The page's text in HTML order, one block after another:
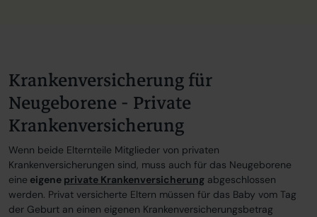
Krankenversicherung für
Neugeborene - Private
Krankenversicherung
Wenn beide Elternteile Mitglieder von privaten
Krankenversicherungen sind, muss auch für das Neugeborene
eine eigene private Krankenversicherung abgeschlossen
werden. Privat versicherte Eltern müssen für das Baby vom Tag
der Geburt an einen eigenen Krankenversicherungsbetrag